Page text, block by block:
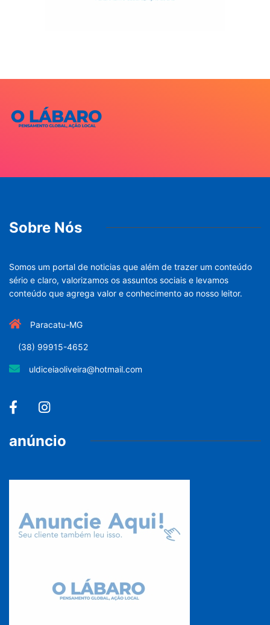
Sobre Nós
Somos um portal de noticias que além de trazer um conteúdo
sério e claro, valorizamos os assuntos sociais e levamos
conteúdo que agrega valor e conhecimento ao nosso leitor.
Paracatu-MG
(38) 99915-4652
uldiceiaoliveira@hotmail.com
anúncio